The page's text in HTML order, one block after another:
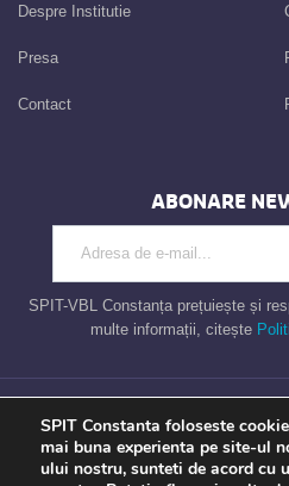
Despre Institutie
Presa
Contact
ABONARE
SPIT-VBL Constanța prețuiește și
multe informații, citește
Taxe
SPIT Constanta foloseste
mai buna experienta pe site-ul
ului nostru, sunteti de acord cu